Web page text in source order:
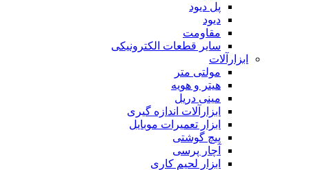
پل دیود
دیود
مقاومت
سایر قطعات الکترونیکی
ابزارآلات
مولتی متر
هیتر و هویه
مینی دریل
ابزارآلات اندازه گیری
ابزار تعمیرات موبایل
پیچ گوشتی
آچار پرسی
ابزار لحیم کاری